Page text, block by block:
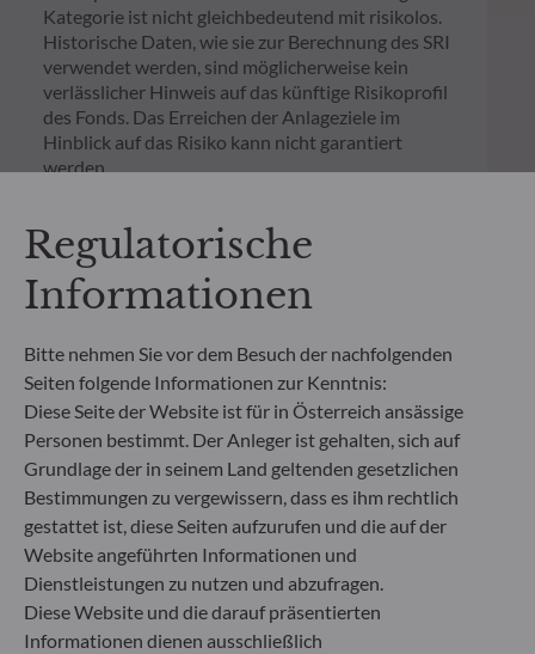
Kategorie ist nicht gleichbedeutend mit risikolos.
Historische Daten, wie sie zur Berechnung des SRI
verwendet werden, sind möglicherweise kein
verlässlicher Hinweis auf das künftige Risikoprofil
des Fonds. Das Erreichen der Anlageziele im
Hinblick auf das Risiko kann nicht garantiert
werden.
einmaliger Ausgabeaufschlag bzw.
Rücknahmegebühr gemäß dem in der Rubrik
„Merkmale“ aufgeführten Prozentsatz des
Verwahrung von Fondsanteilen in Ihrem Depot
können die Wertentwicklung zusätzlich mindern.
**Die EU-Verordnung zur Offenlegung von
Nachhaltigkeitsinformationen (Sustainable
Finance Disclosure Regulation, SFDR) ist ein
Regelwerk der EU, das darauf abzielt, das
Nachhaltigkeitsprofil von Fonds transparent,
besser vergleichbar und für Endinvestoren besser
verständlich zu machen.
Artikel 6: Das Fondsmanagementteam
berücksichtigt bei der Anlageentscheidung keine
Regulatorische
Informationen
Bitte nehmen Sie vor dem Besuch der nachfolgenden
Seiten folgende Informationen zur Kenntnis:
Diese Seite der Website ist für in Österreich ansässige
Personen bestimmt. Der Anleger ist gehalten, sich auf
Grundlage der in seinem Land geltenden gesetzlichen
Bestimmungen zu vergewissern, dass es ihm rechtlich
gestattet ist, diese Seiten aufzurufen und die auf der
Website angeführten Informationen und
Dienstleistungen zu nutzen und abzufragen.
Diese Website und die darauf präsentierten
Informationen dienen ausschließlich